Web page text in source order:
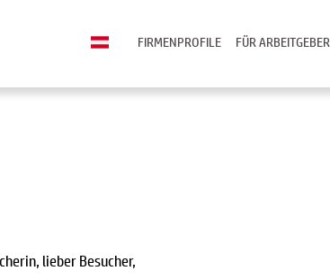
FÜR ARBEITGEBER
FIRMENPROFILE
lieber Besucher,